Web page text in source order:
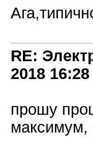
RE:
2018 16:28
прошу
максимум,